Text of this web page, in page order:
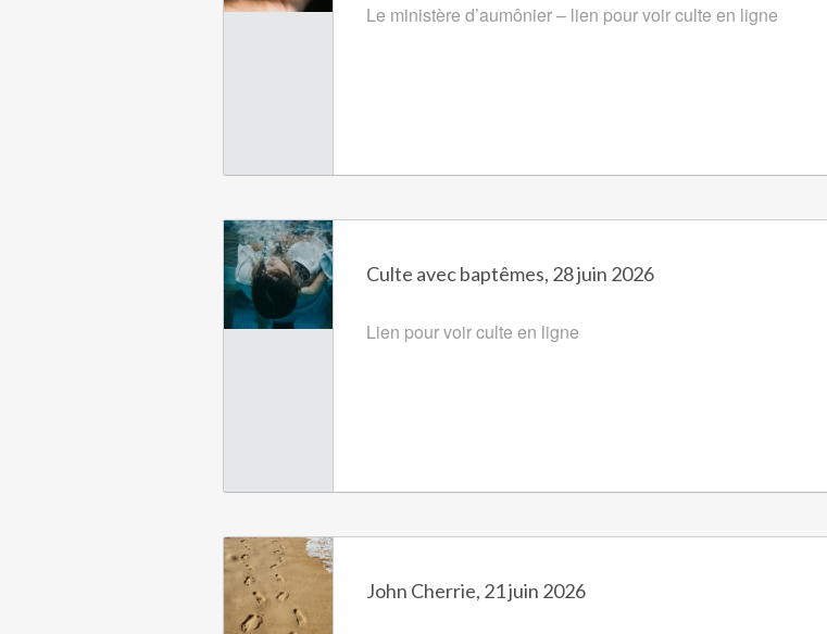
Le ministère d’aumônier – lien pour voir culte en ligne
Culte avec baptêmes, 28 juin 2026
Lien pour voir culte en ligne
John Cherrie, 21 juin 2026